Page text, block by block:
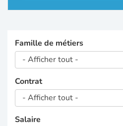
Famille de métiers
- Afficher tout -
Contrat
- Afficher tout -
Salaire